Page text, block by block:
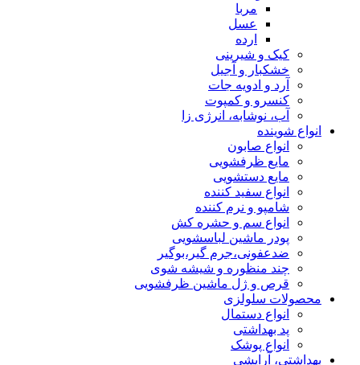
مربا
عسل
ارده
کیک و شیرینی
خشکبار و آجیل
آرد و ادویه جات
کنسرو و کمپوت
آب، نوشابه، انرژی زا
انواع شوینده
انواع صابون
مایع ظرفشویی
مایع دستشویی
انواع سفید کننده
شامپو و نرم کننده
انواع سم و حشره کش
پودر ماشین لباسشویی
ضدعفونی،جرم گیر،بوگیر
چند منظوره و شیشه شوی
قرص و ژل ماشین ظرفشویی
محصولات سلولزی
انواع دستمال
پد بهداشتی
انواع پوشک
بهداشتی، آرایشی